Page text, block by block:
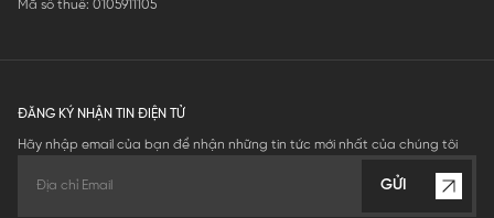
Mã số thuế: 0105911105
ĐĂNG KÝ NHẬN TIN ĐIỆN TỬ
Hãy nhập email của bạn để nhận những tin tức mới nhất của chúng tôi
GỬI